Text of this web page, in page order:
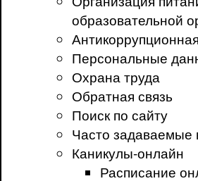
образовательной
Персональные
Охрана труда
Обратная связь
Поиск по сайту
Часто задаваемые
Каникулы-онлайн
Расписание